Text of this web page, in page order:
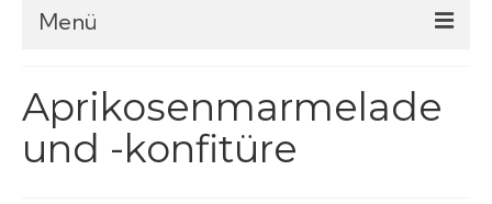
Menü
Fertiggerichte
Aprikosenmarmelade
und -konfitüre